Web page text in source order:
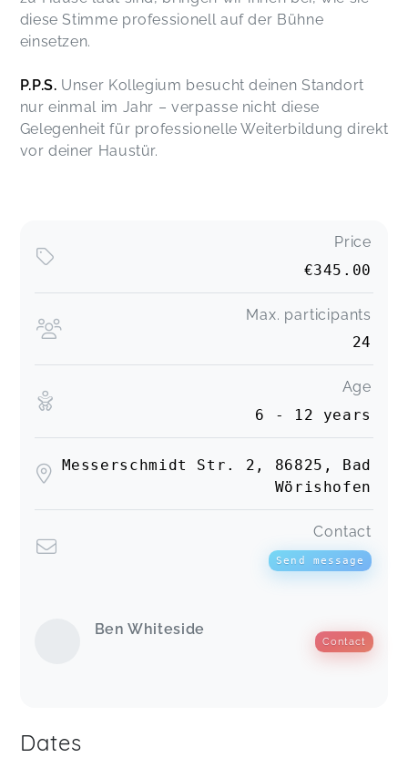
diese Stimme professionell auf der Bühne
einsetzen.
P.P.S. Unser Kollegium besucht deinen Standort
nur einmal im Jahr – verpasse nicht diese
Gelegenheit für professionelle Weiterbildung direkt
vor deiner Haustür.
Price
€345.00
Max. participants
24
Age
6 - 12 years
Messerschmidt Str. 2, 86825, Bad
Wörishofen
Contact
Send message
Ben Whiteside
Contact
Dates